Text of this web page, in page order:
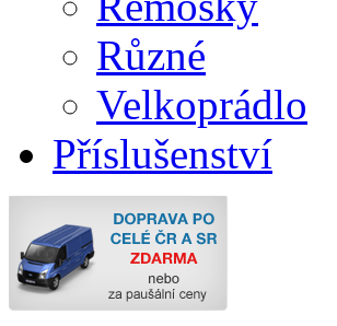
Různé
Velkoprádlo
Příslušenství